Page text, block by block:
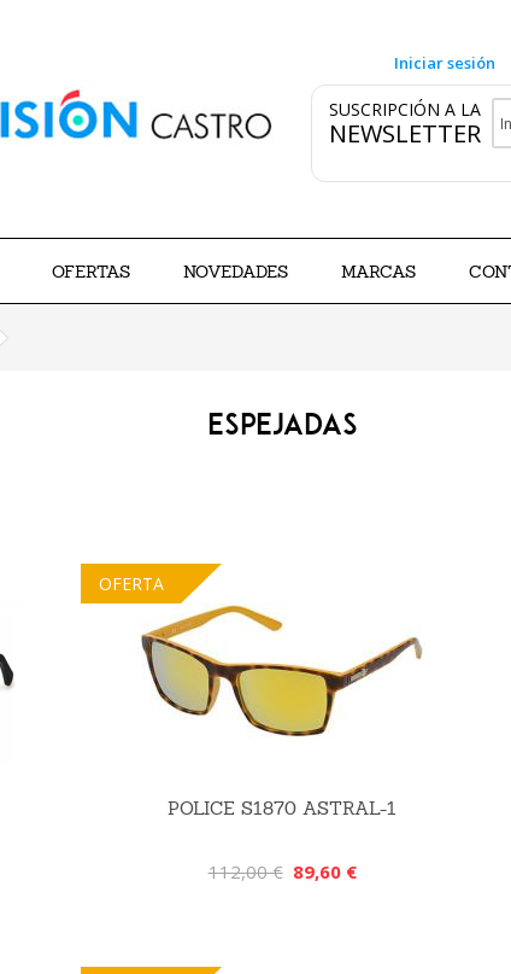
Iniciar sesión
SUSCRIPCIÓN A LA
NEWSLETTER
OFERTAS NOVEDADES MARCAS
ESPEJADAS
OFERTA
POLICE S1870 ASTRAL-1
112,00 € 89,60 €